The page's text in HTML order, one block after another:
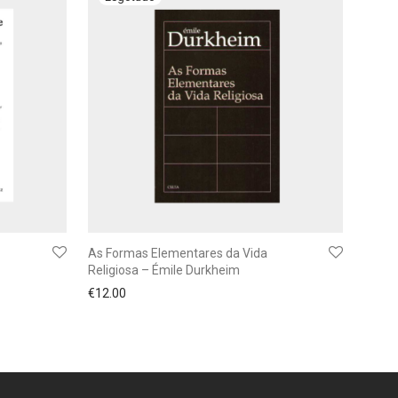
As Formas Elementares da Vida
Religiosa – Émile Durkheim
€12.00